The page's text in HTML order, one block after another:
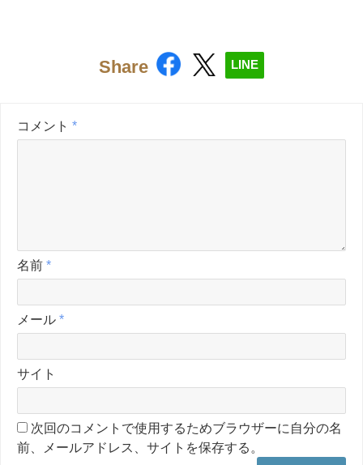
Share LINE
コメント *
名前 *
メール *
サイト
次回のコメントで使用するためブラウザーに自分の名
前、メールアドレス、サイトを保存する。